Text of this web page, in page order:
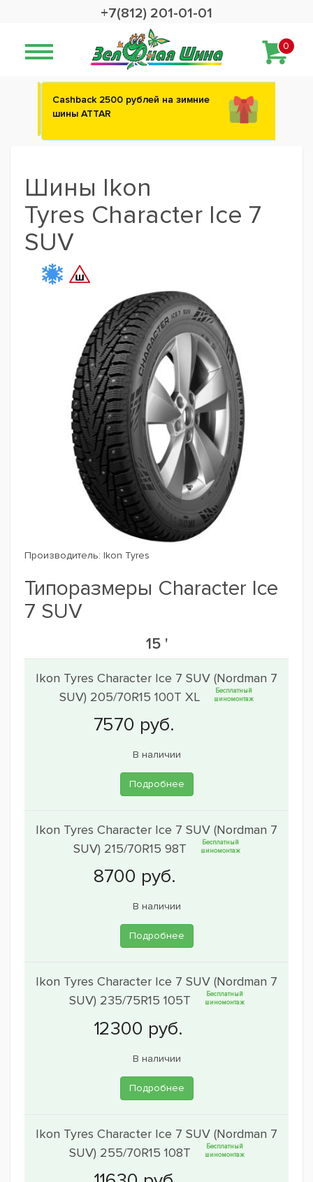
+7(812) 201-01-01
0
Сashback 2500 рублей на зимние
шины ATTAR
Шины Ikon
Tyres Character Ice 7
SUV
Производитель: Ikon Tyres
Типоразмеры Character Ice
7 SUV
15 '
Ikon Tyres Character Ice 7 SUV (Nordman 7
SUV) 205/70R15 100T XL
Бесплатный
шиномонтаж
В наличии
Подробнее
Ikon Tyres Character Ice 7 SUV (Nordman 7
SUV) 215/70R15 98T
Бесплатный
шиномонтаж
В наличии
Подробнее
Ikon Tyres Character Ice 7 SUV (Nordman 7
SUV) 235/75R15 105T
Бесплатный
шиномонтаж
В наличии
Подробнее
Ikon Tyres Character Ice 7 SUV (Nordman 7
SUV) 255/70R15 108T
Бесплатный
шиномонтаж